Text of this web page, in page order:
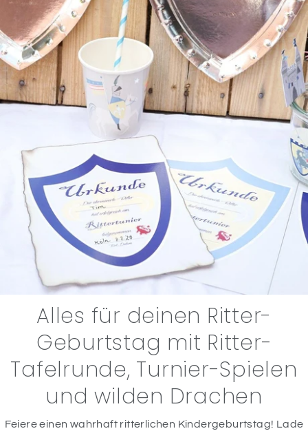
Alles für deinen Ritter-
Geburtstag mit Ritter-
Tafelrunde, Turnier-Spielen
und wilden Drachen
Feiere einen wahrhaft ritterlichen Kindergeburtstag! Lade